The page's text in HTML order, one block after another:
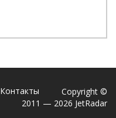
Контакты
Copyright ©
2011 — 2026 JetRadar